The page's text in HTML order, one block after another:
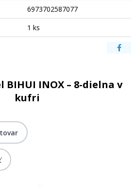
6973702587077
1 ks
BIHUI INOX – 8-dielna v
kufri